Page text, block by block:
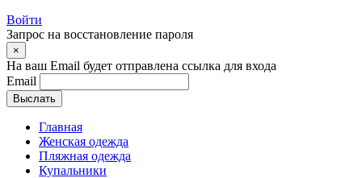
Войти
Запрос на восстановление пароля
×
На ваш Email будет отправлена ссылка для входа
Email
Выслать
Главная
Женская одежда
Пляжная одежда
Купальники